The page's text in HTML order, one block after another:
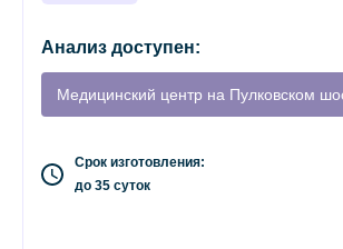
Анализ доступен:
Медицинский центр на Пулковском
Срок изготовления:
до 35 суток